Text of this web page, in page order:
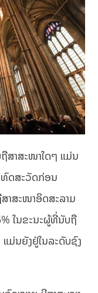
ສາສະໜາໃດໆ ແມ່ນ
ທົດສະວັດກ່ອນ
າສະໜາອິດສະລາມ
ໃນຂະນະຜູ້ທີ່ນັບຖື
ມ່ນຍັງຢູ່ໃນລະດັບຊົງ